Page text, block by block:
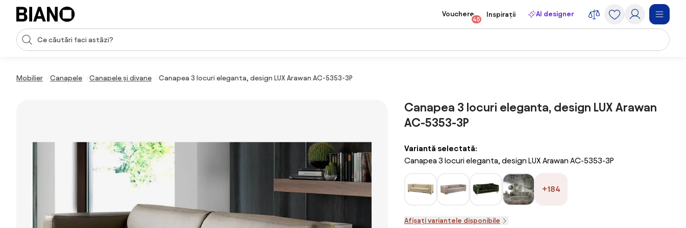
Sari peste navigare, accesează conținutul
Introducerea căutării
Vouchere
45
Inspirații AI designer
Mobilier Canapele Canapele și divane Canapea 3 locuri eleganta, design LUX Arawan AC-5353-3P
Canapea 3 locuri eleganta, design LUX Arawan
AC-5353-3P
Variantă selectată:
Canapea 3 locuri eleganta, design LUX Arawan AC-5353-3P
+184
Afișați variantele disponibile